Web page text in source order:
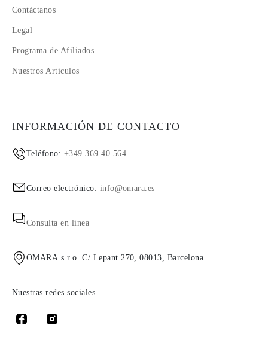
Contáctanos
Legal
Programa de Afiliados
Nuestros Artículos
INFORMACIÓN DE CONTACTO
Teléfono: +349 369 40 564
Correo electrónico: info@omara.es
Consulta en línea
OMARA s.r.o. C/ Lepant 270, 08013, Barcelona
Nuestras redes sociales